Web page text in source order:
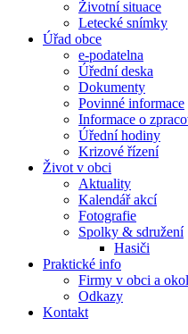
Životní situace
Letecké snímky
Úřad obce
e-podatelna
Úřední deska
Dokumenty
Povinné informace
Informace o
Úřední hodiny
Krizové řízení
Život v obci
Aktuality
Kalendář akcí
Fotografie
Spolky & sdružení
Hasiči
Praktické info
Firmy v obci a
Odkazy
Kontakt